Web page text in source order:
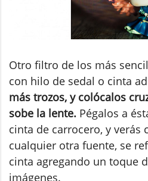
Otro filtro de los más
con hilo de sedal o cinta
más trozos, y colócalos
sobe la lente. Pégalos a
cinta de carrocero, y verás
cualquier otra fuente, se
cinta agregando un toque
imágenes.